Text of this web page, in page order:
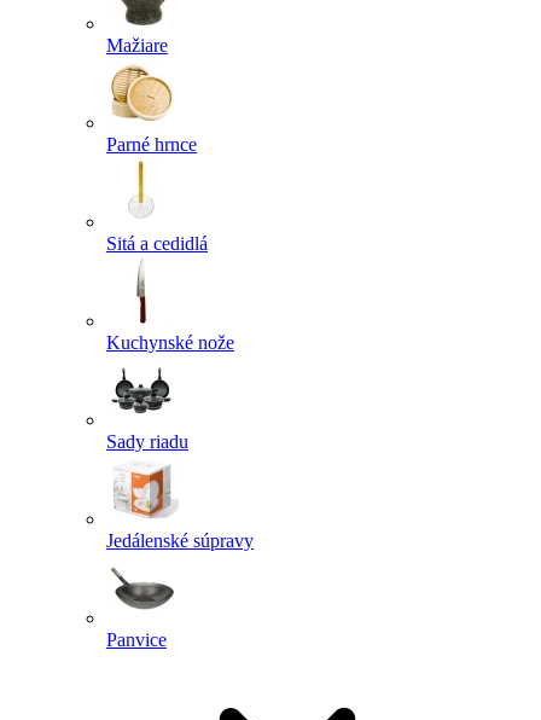
Mažiare
Parné hrnce
Sitá a cedidlá
Kuchynské nože
Sady riadu
Jedálenské súpravy
Panvice